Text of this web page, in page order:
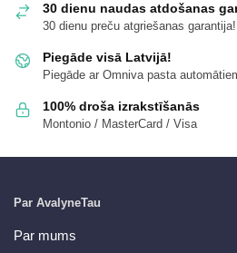
30 dienu naudas atdošanas
30 dienu preču atgriešanas garantija!
Piegāde visā Latvijā!
Piegāde ar Omniva pasta
100% droša izrakstīšanās
Montonio / MasterCard / Visa
Par AvalyneTau
Par mums